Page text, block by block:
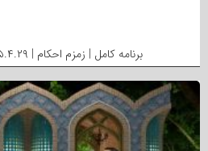
برنامه کامل | زمزم احکام | ۱۴۰۵.۴.۲۹ | استاد محمدی